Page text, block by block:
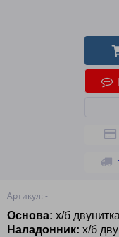
Артикул: -
Основа: х/б
Наладонник: х/б